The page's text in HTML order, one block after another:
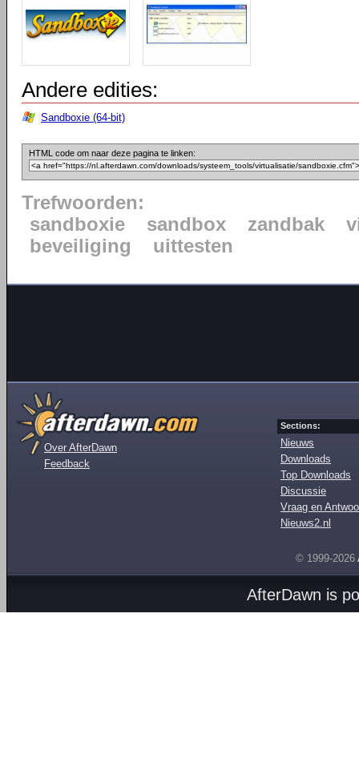
Andere edities:
Sandboxie (64-bit)
HTML code om naar deze pagina te linken:
Trefwoorden:
sandboxie
sandbox zandbak
beveiliging
uittesten
Over AfterDawn
Feedback
Sections:
Nieuws
Downloads
Top Downloads
Discussie
Vraag en
Nieuws2.nl
© 1999-2026
AfterDawn is